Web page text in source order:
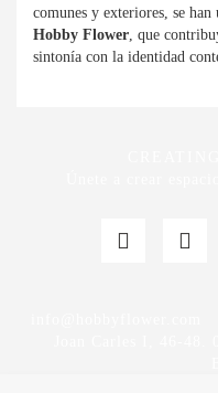
comunes y exteriores, se
Hobby Flower, que
sintonía con la identidad